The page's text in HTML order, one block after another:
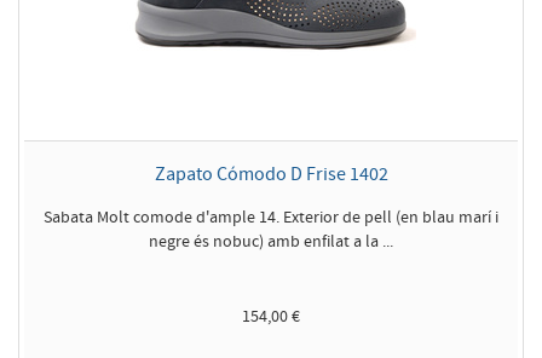
Zapato Cómodo D Frise 1402
Sabata Molt comode d'ample 14. Exterior de pell (en blau marí i
negre és nobuc) amb enfilat a la ...
154,00 €